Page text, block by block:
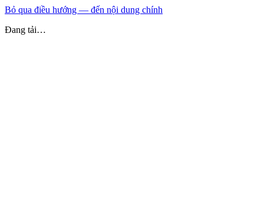
Bỏ qua điều hướng — đến nội dung chính
Đang tải…